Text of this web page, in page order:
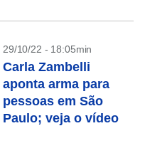
29/10/22 - 18:05min
Carla Zambelli
aponta arma para
pessoas em São
Paulo; veja o vídeo